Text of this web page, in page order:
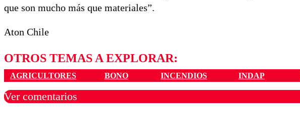
que son mucho más que materiales”.
Aton Chile
OTROS TEMAS A EXPLORAR:
AGRICULTORES BONO INCENDIOS INDAP
Ver comentarios